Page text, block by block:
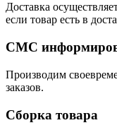
Доставка
если товар есть в
СМС
Производим
заказов.
Сборка товара